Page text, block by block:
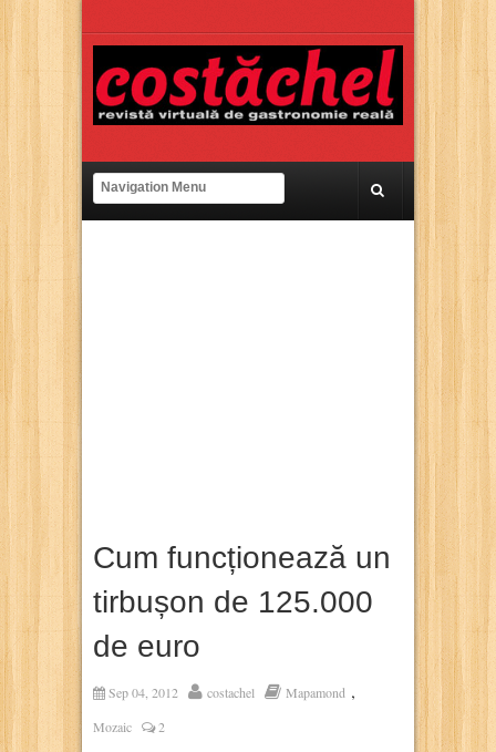
Cum funcționează un
tirbușon de 125.000
de euro
Sep 04, 2012 costachel Mapamond ,
Mozaic 2